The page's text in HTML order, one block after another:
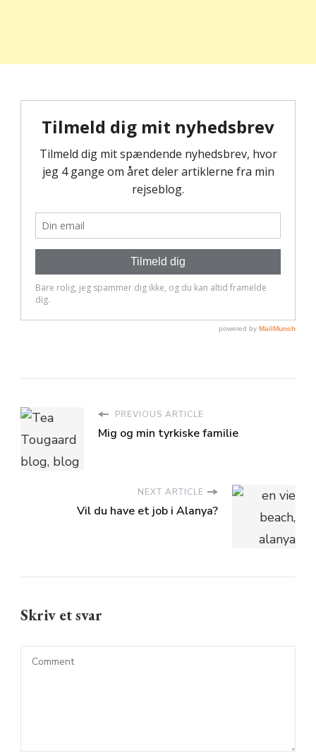
PREVIOUS ARTICLE
Mig og min tyrkiske familie
NEXT ARTICLE
Vil du have et job i Alanya?
Skriv et svar